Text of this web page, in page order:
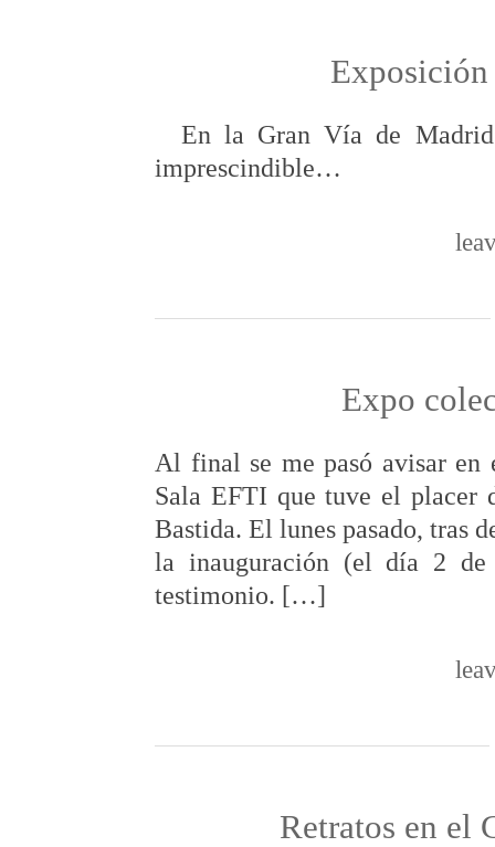
En la Gran Vía de Madrid
imprescindible…
Expo
Al final se me pasó avisar
Sala EFTI que tuve el
Bastida. El lunes pasado, tras
la inauguración (el día 2
testimonio. […]
Retratos en el